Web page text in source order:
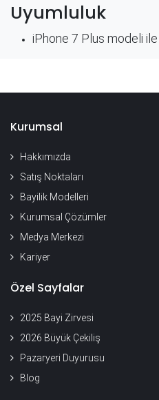
Uyumluluk
iPhone 7 Plus modeli
Kurumsal
Hakkımızda
Satış Noktaları
Bayilik Modelleri
Kurumsal Çözümler
Medya Merkezi
Kariyer
Özel Sayfalar
2025 Bayi Zirvesi
2026 Büyük Çekiliş
Pazaryeri Duyurusu
Blog